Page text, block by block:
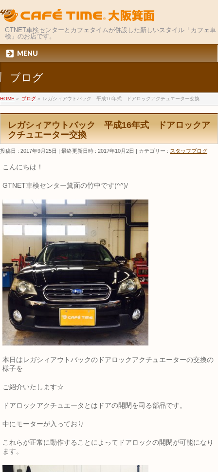
GTNET車検センターとカフェタイムが併設した新しいスタイル「カフェ車
検」のお店です。
MENU
ブログ
HOME » ブログ » レガシィアウトバック 平成16年式 ドアロックアクチュエーター交換
レガシィアウトバック 平成16年式 ドアロックア
クチュエーター交換
投稿日 : 2017年9月25日 最終更新日時 : 2017年10月2日 カテゴリー : スタッフブログ
こんにちは！
GTNET車検センター箕面の竹中です(^^)/
本日はレガシィアウトバックのドアロックアクチュエーターの交換の
様子を
ご紹介いたします☆
ドアロックアクチュエータとはドアの開閉を司る部品です。
中にモーターが入っており
これらが正常に動作することによってドアロックの開閉が可能になり
ます。